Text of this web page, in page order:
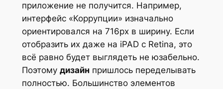
приложение не получится. Например,
интерфейс «Коррупции» изначально
ориентировался на 716px в ширину. Если
отобразить их даже на iPAD с Retina, это
всё равно будет выглядеть не юзабельно.
Поэтому дизайн пришлось переделывать
полностью. Большинство элементов